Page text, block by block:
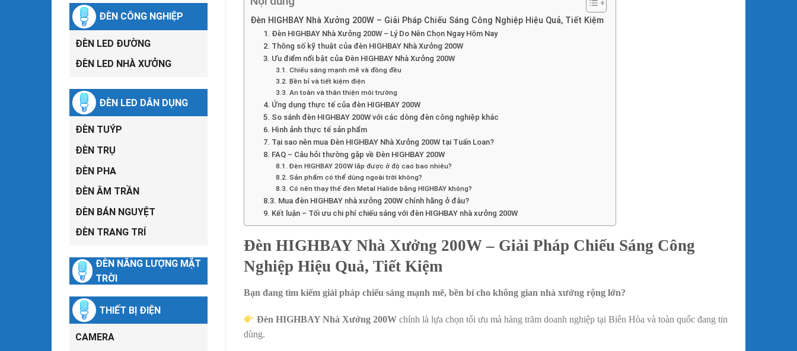
ĐÈN CÔNG NGHIỆP
ĐÈN LED ĐƯỜNG
ĐÈN LED NHÀ XƯỞNG
ĐÈN LED DÂN DỤNG
ĐÈN TUÝP
ĐÈN TRỤ
ĐÈN PHA
ĐÈN ÂM TRẦN
ĐÈN BÁN NGUYỆT
ĐÈN TRANG TRÍ
ĐÈN NĂNG LƯỢNG MẶT
TRỜI
THIẾT BỊ ĐIỆN
CAMERA
Đèn HIGHBAY Nhà Xưởng 200W – Giải Pháp Chiếu Sáng Công Nghiệp Hiệu Quả, Tiết Kiệm
1. Đèn HIGHBAY Nhà Xưởng 200W – Lý Do Nên Chọn Ngay Hôm Nay
2. Thông số kỹ thuật của đèn HIGHBAY Nhà Xưởng 200W
3. Ưu điểm nổi bật của Đèn HIGHBAY Nhà Xưởng 200W
3.1. Chiếu sáng mạnh mẽ và đồng đều
3.2. Bền bỉ và tiết kiệm điện
3.3. An toàn và thân thiện môi trường
4. Ứng dụng thực tế của đèn HIGHBAY 200W
5. So sánh đèn HIGHBAY 200W với các dòng đèn công nghiệp khác
6. Hình ảnh thực tế sản phẩm
7. Tại sao nên mua Đèn HIGHBAY Nhà Xưởng 200W tại Tuấn Loan?
8. FAQ – Câu hỏi thường gặp về Đèn HIGHBAY 200W
8.1. Đèn HIGHBAY 200W lắp được ở độ cao bao nhiêu?
8.2. Sản phẩm có thể dùng ngoài trời không?
8.3. Có nên thay thế đèn Metal Halide bằng HIGHBAY không?
8.3. Mua đèn HIGHBAY nhà xưởng 200W chính hãng ở đâu?
9. Kết luận – Tối ưu chi phí chiếu sáng với đèn HIGHBAY nhà xưởng 200W
Đèn HIGHBAY Nhà Xưởng 200W – Giải Pháp Chiếu Sáng Công
Nghiệp Hiệu Quả, Tiết Kiệm
Bạn đang tìm kiếm giải pháp chiếu sáng mạnh mẽ, bền bỉ cho không gian nhà xưởng rộng lớn?
Đèn HIGHBAY Nhà Xưởng 200Wchính là lựa chọn tối ưu mà hàng trăm doanh nghiệp tại Biên Hòa và toàn quốc đang tin
dùng.